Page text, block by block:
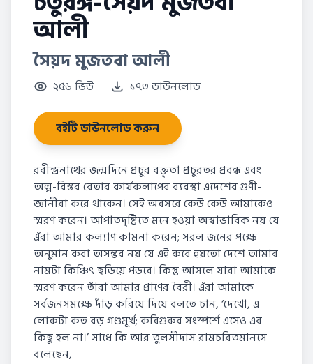
আলী
সৈয়দ মুজতবা আলী
২৫৬ ভিউ ১৭৩ ডাউনলোড
বইটি ডাউনলোড করুন
রবীন্দ্রনাথের জন্মদিনে প্রচুর বক্তৃতা প্রচুরতর প্রবন্ধ এবং
অল্প-বিস্তর বেতার কার্যকলাপের ব্যবস্থা এদেশের গুণী-
জ্ঞানীরা করে থাকেন। সেই অবসরে কেউ কেউ আমাকেও
স্মরণ করেন। আপাতদৃষ্টিতে মনে হওয়া অস্বাভাবিক নয় যে
এঁরা আমার কল্যাণ কামনা করেন; সরল জনের পক্ষে
অনুমান করা অসম্ভব নয় যে এই করে হয়তো দেশে আমার
নামটা কিঞ্চিৎ ছড়িয়ে পড়বে। কিন্তু আসলে যারা আমাকে
স্মরণ করেন তাঁরা আমার প্রাণের বৈরী। এঁরা আমাকে
সর্বজনসমক্ষে দাঁড় করিয়ে দিয়ে বলতে চান, ‘দেখো, এ
লোকটা কত বড় গণ্ডমূর্খ; কবিগুরুর সংস্পর্শে এসেও এর
কিছু হল না।’ সাধে কি আর তুলসীদাস রামচরিতমানসে
বলেছেন,